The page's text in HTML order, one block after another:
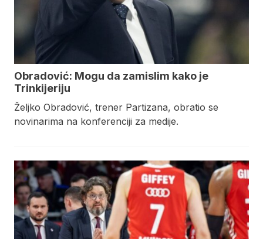
Obradović: Mogu da zamislim kako je
Trinkijeriju
Željko Obradović, trener Partizana, obratio se
novinarima na konferenciji za medije.